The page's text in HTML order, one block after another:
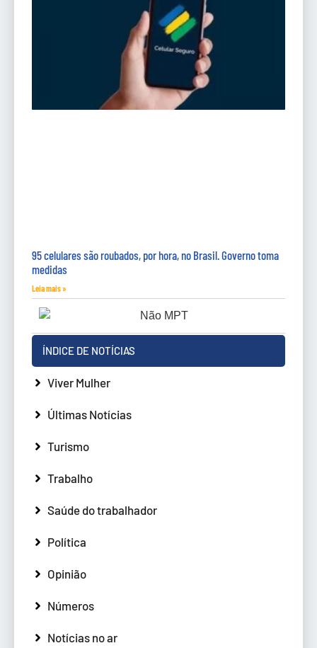
95 celulares são roubados, por hora, no Brasil. Governo toma
medidas
Leia mais »
ÍNDICE DE NOTÍCIAS
Viver Mulher
Últimas Notícias
Turismo
Trabalho
Saúde do trabalhador
Política
Opinião
Números
Notícias no ar